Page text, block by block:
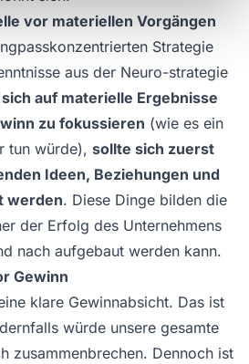
vor materiellen Vorgängen
Strategie
aus der Neuro-strategie
auf materielle Ergebnisse
zu fokussieren (wie es ein
tun würde), sollte sich zuerst
Ideen, Beziehungen und
werden. Diese Dinge bilden die
der Erfolg des Unternehmens
nach aufgebaut werden kann.
Gewinn
klare Gewinnabsicht. Das ist
würde unsere gesamte
zusammenbrechen. Dennoch ist